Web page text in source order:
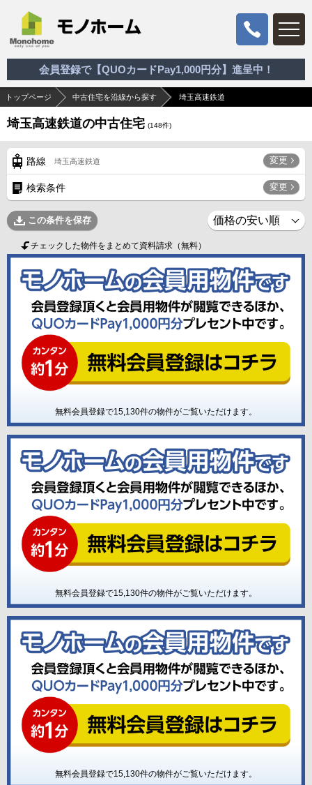
会員登録で【QUOカードPay1,000円分】進呈中！
トップページ 中古住宅を沿線から探す 埼玉高速鉄道
埼玉高速鉄道の中古住宅 (148件)
路線 埼玉高速鉄道 変更
検索条件 変更
この条件を保存
チェックした物件をまとめて資料請求（無料）
無料会員登録で15,130件の物件がご覧いただけます。
無料会員登録で15,130件の物件がご覧いただけます。
無料会員登録で15,130件の物件がご覧いただけます。